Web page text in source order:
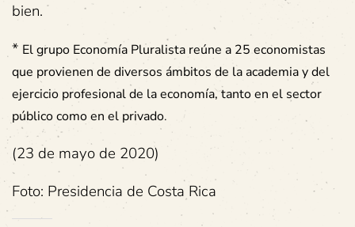
bien.
* El grupo Economía Pluralista reúne a 25 economistas
que provienen de diversos ámbitos de la academia y del
ejercicio profesional de la economía, tanto en el sector
público como en el privado.
(23 de mayo de 2020)
Foto: Presidencia de Costa Rica